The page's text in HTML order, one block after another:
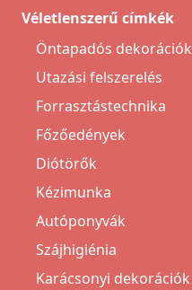
Véletlenszerű címkék
Öntapadós dekorációk
Utazási felszerelés
Forrasztástechnika
Főzőedények
Diótörők
Kézimunka
Autóponyvák
Szájhigiénia
Karácsonyi dekorációk